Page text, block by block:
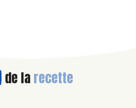
de la recette